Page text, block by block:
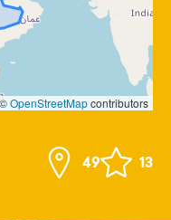
OpenStreetMapcontributors
49 13